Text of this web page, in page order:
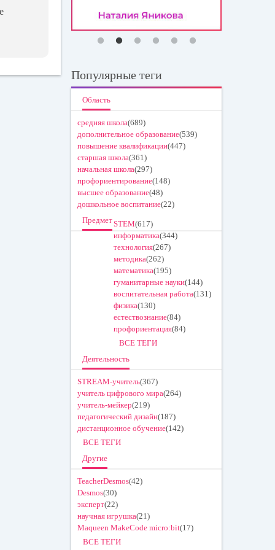
Популярные теги
Область
средняя школа(689)
дополнительное образование(539)
повышение квалификации(447)
старшая школа(361)
начальная школа(297)
профориентирование(148)
высшее образование(48)
дошкольное воспитание(22)
ПредметSTEM(617)
информатика(344)
технология(267)
методика(262)
математика(195)
гуманитарные науки(144)
воспитательная работа(131)
физика(130)
естествознание(84)
профориентация(84)
ВСЕ ТЕГИ
Деятельность
STREAM-учитель(367)
учитель цифрового мира(264)
учитель-мейкер(219)
педагогический дизайн(187)
дистанционное обучение(142)
ВСЕ ТЕГИ
Другие
TeacherDesmos(42)
Desmos(30)
эксперт(22)
научная игрушка(21)
Maqueen MakeCode micro:bit(17)
ВСЕ ТЕГИ